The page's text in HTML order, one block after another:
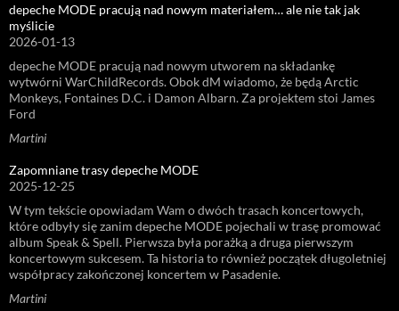
depeche MODE pracują nad nowym materiałem… ale nie tak jak
myślicie
2026-01-13
depeche MODE pracują nad nowym utworem na składankę
wytwórni WarChildRecords. Obok dM wiadomo, że będą Arctic
Monkeys, Fontaines D.C. i Damon Albarn. Za projektem stoi James
Ford
Martini
Zapomniane trasy depeche MODE
2025-12-25
W tym tekście opowiadam Wam o dwóch trasach koncertowych,
które odbyły się zanim depeche MODE pojechali w trasę promować
album Speak & Spell. Pierwsza była porażką a druga pierwszym
koncertowym sukcesem. Ta historia to również początek długoletniej
współpracy zakończonej koncertem w Pasadenie.
Martini